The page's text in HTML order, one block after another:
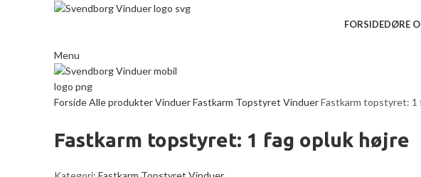
FORSIDEDØRE
Menu
ForsideAlle produkterVinduerFastkarm Topstyret VinduerFastkarm topstyret: 1
Fastkarm topstyret: 1 fag opluk højre